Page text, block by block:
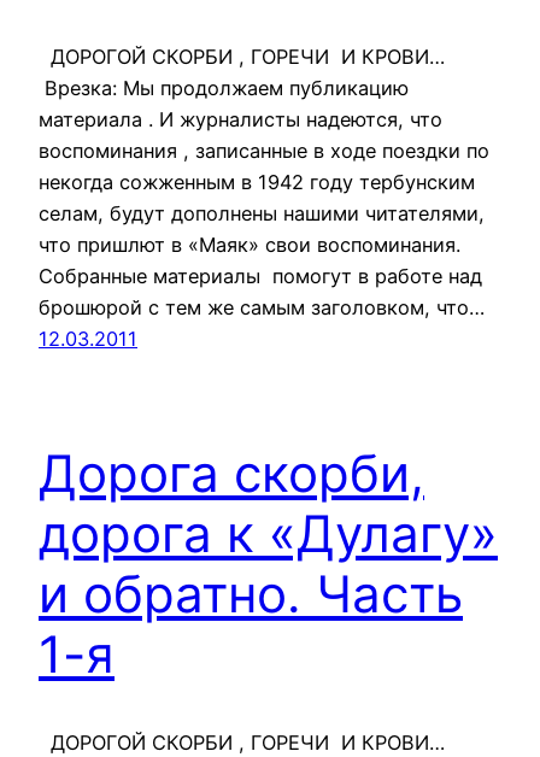
ДОРОГОЙ СКОРБИ , ГОРЕЧИ И КРОВИ…
Врезка: Мы продолжаем публикацию
материала . И журналисты надеются, что
воспоминания , записанные в ходе поездки по
некогда сожженным в 1942 году тербунским
селам, будут дополнены нашими читателями,
что пришлют в «Маяк» свои воспоминания.
Собранные материалы помогут в работе над
брошюрой с тем же самым заголовком, что…
12.03.2011
Дорога скорби,
дорога к «Дулагу»
и обратно. Часть
1-я
ДОРОГОЙ СКОРБИ , ГОРЕЧИ И КРОВИ…